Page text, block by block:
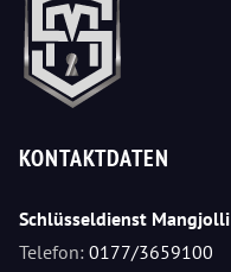
KONTAKTDATEN
Schlüsseldienst Mangjolli
Telefon: 0177/3659100